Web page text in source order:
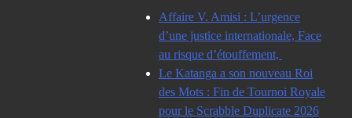
Affaire V. Amisi : L’urgence
d’une justice internationale, Face
au risque d’étouffement,
Le Katanga a son nouveau Roi
des Mots : Fin de Tournoi Royale
pour le Scrabble Duplicate 2026